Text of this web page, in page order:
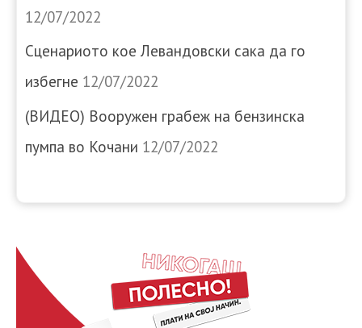
12/07/2022
Сценариото кое Левандовски сака да го
избегне 12/07/2022
(ВИДЕО) Вооружен грабеж на бензинска
пумпа во Кочани 12/07/2022